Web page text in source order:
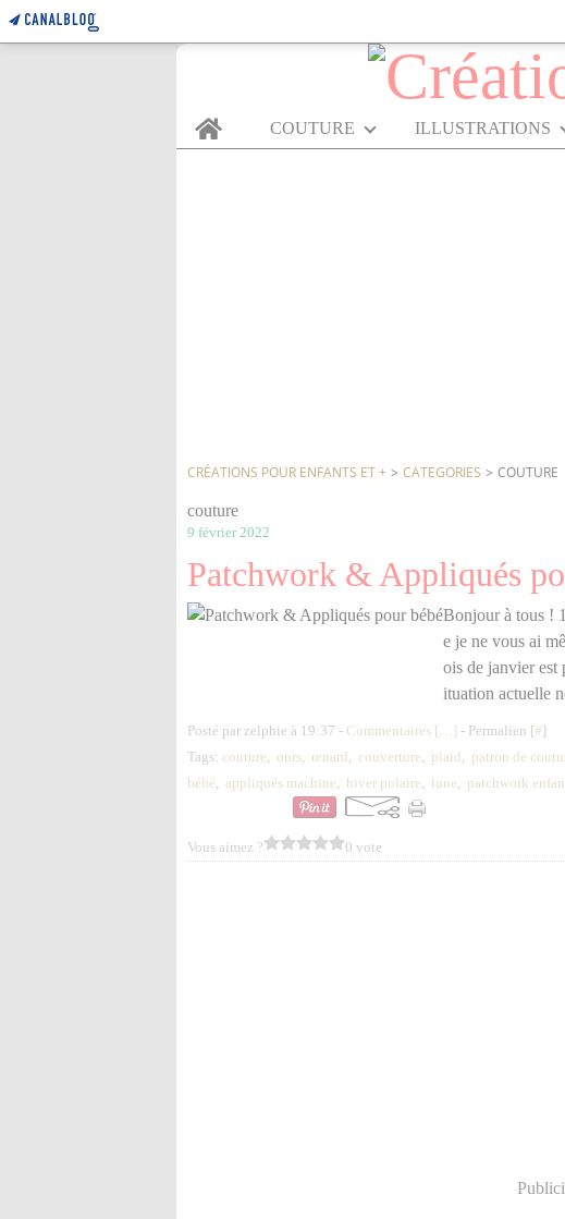
Home
COUTURE ILLUSTRATIONS
CRÉATIONS POUR ENFANTS ET + > CATEGORIES > COUTURE
couture
9 février 2022
Patchwork & Appliqués
Bonjour à tous !
e je ne vous ai
ois de janvier est
ituation actuelle
Posté par zelphie à 19:37 - Commentaires [… ] - Permalien [#]
Tags: couture, ours, renard, couverture, plaid, patron de
bébé, appliqués machine, hiver polaire, lune, patchwork
Vous aimez ? 0 vote